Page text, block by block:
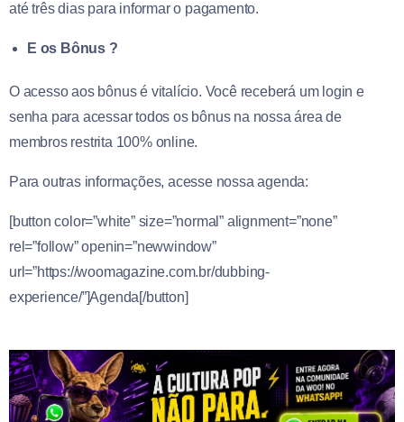
até três dias para informar o pagamento.
E os Bônus ?
O acesso aos bônus é vitalício. Você receberá um login e
senha para acessar todos os bônus na nossa área de
membros restrita 100% online.
Para outras informações, acesse nossa agenda:
[button color=”white” size=”normal” alignment=”none”
rel=”follow” openin=”newwindow”
url=”https://woomagazine.com.br/dubbing-
experience/”]Agenda[/button]